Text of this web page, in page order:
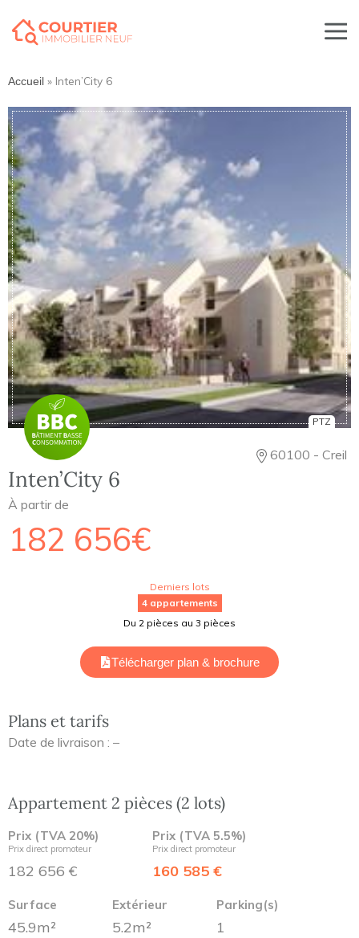
Accueil » Inten’City 6
PTZ
60100 - Creil
Inten’City 6
À partir de
182 656€
Derniers lots
4 appartements
Du 2 pièces au 3 pièces
Télécharger plan & brochure
Plans et tarifs
Date de livraison : –
Appartement 2 pièces (2 lots)
Prix (TVA 20%)
Prix direct promoteur
182 656 €
Prix (TVA 5.5%)
Prix direct promoteur
160 585 €
Surface
45.9m²
Extérieur
5.2m²
Parking(s)
1